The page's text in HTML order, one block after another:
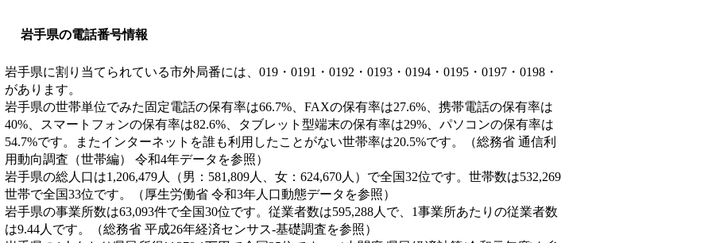
岩手県の電話番号情報
岩手県に割り当てられている市外局番には、019・0191・0192・0193・0194・0195・0197・0198・
があります。
岩手県の世帯単位でみた固定電話の保有率は66.7%、FAXの保有率は27.6%、携帯電話の保有率は
40%、スマートフォンの保有率は82.6%、タブレット型端末の保有率は29%、パソコンの保有率は
54.7%です。またインターネットを誰も利用したことがない世帯率は20.5%です。（総務省 通信利
用動向調査（世帯編） 令和4年データを参照）
岩手県の総人口は1,206,479人（男：581,809人、女：624,670人）で全国32位です。世帯数は532,269
世帯で全国33位です。（厚生労働省 令和3年人口動態データを参照）
岩手県の事業所数は63,093件で全国30位です。従業者数は595,288人で、1事業所あたりの従業者数
は9.44人です。（総務省 平成26年経済センサス‐基礎調査を参照）